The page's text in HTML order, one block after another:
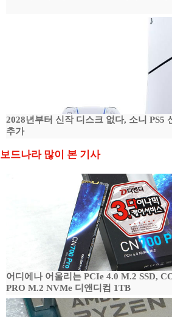
2028년부터 신작 디스크 없다, 소니 PS5
추가
보드나라 많이 본 기사
어디에나 어울리는 PCIe 4.0 M.2 SSD,
PRO M.2 NVMe 디앤디컴 1TB